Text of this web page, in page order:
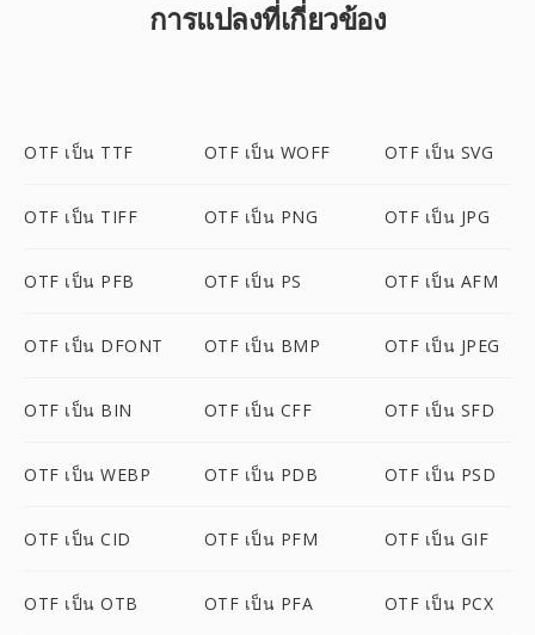
การแปลงที่เกี่ยวข้อง
OTF เป็น TTF OTF เป็น WOFF OTF เป็น SVG
OTF เป็น TIFF OTF เป็น PNG OTF เป็น JPG
OTF เป็น PFB OTF เป็น PS OTF เป็น AFM
OTF เป็น DFONT OTF เป็น BMP OTF เป็น JPEG
OTF เป็น BIN OTF เป็น CFF OTF เป็น SFD
OTF เป็น WEBP OTF เป็น PDB OTF เป็น PSD
OTF เป็น CID OTF เป็น PFM OTF เป็น GIF
OTF เป็น OTB OTF เป็น PFA OTF เป็น PCX